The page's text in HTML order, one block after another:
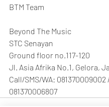
BTM Team
Beyond The Music
STC Senayan
Ground floor no.117-120
Jl. Asia Afrika No.1, Gelora,
Call/SMS/WA: 081370009002
081370006807